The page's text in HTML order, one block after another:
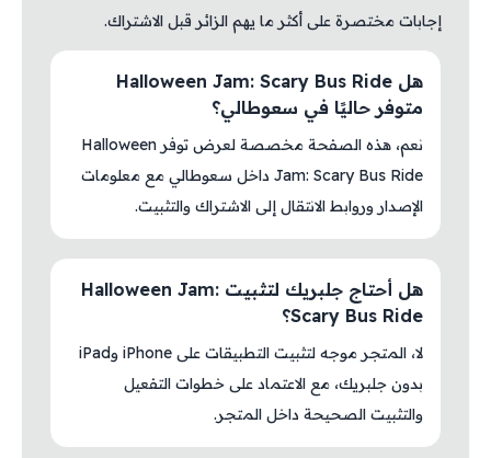
إجابات مختصرة على أكثر ما يهم الزائر قبل الاشتراك.
هل Halloween Jam: Scary Bus Ride
متوفر حاليًا في سعوطالي؟
نعم، هذه الصفحة مخصصة لعرض توفر Halloween
Jam: Scary Bus Ride داخل سعوطالي مع معلومات
الإصدار وروابط الانتقال إلى الاشتراك والتثبيت.
هل أحتاج جلبريك لتثبيت Halloween Jam:
Scary Bus Ride؟
لا، المتجر موجه لتثبيت التطبيقات على iPhone وiPad
بدون جلبريك، مع الاعتماد على خطوات التفعيل
والتثبيت الصحيحة داخل المتجر.